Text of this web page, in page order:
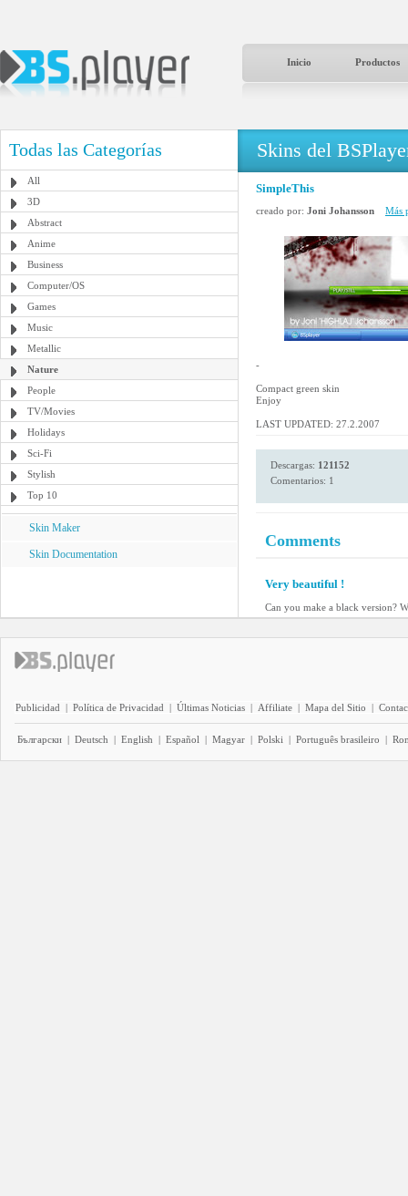
Inicio Productos
Todas las Categorías
All
3D
Abstract
Anime
Business
Computer/OS
Games
Music
Metallic
Nature
People
TV/Movies
Holidays
Sci-Fi
Stylish
Top 10
Skin Maker
Skin Documentation
Skins del
SimpleThis
creado por: Joni Johansson Más
-
Compact green skin
Enjoy
LAST UPDATED: 27.2.2007
Descargas: 121152
Comentarios: 1
Comments
Very beautiful !
Can you make a black version?
Publicidad | Política de Privacidad | Últimas Noticias | Affiliate | Mapa del Sitio |
Български | Deutsch | English | Español | Magyar | Polski | Português brasileiro |